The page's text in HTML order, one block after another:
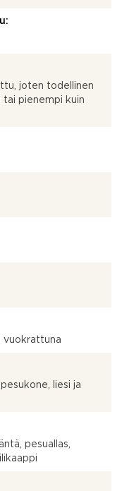
joten todellinen
tai pienempi kuin
vuokrattuna
liesi ja
pesuallas,